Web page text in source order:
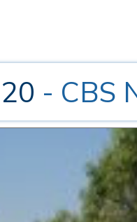
- CBS